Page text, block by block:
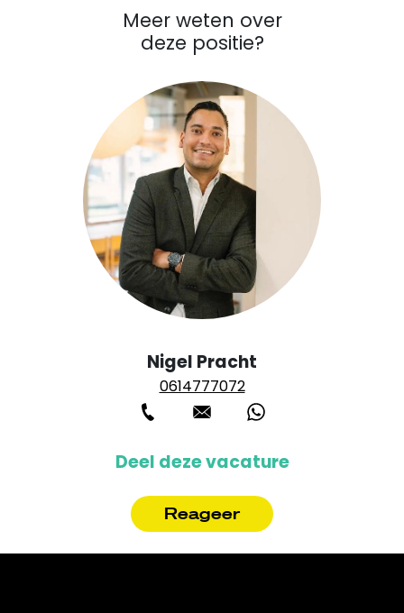
Meer weten over
deze positie?
Nigel Pracht
0614777072
Deel deze vacature
Reageer